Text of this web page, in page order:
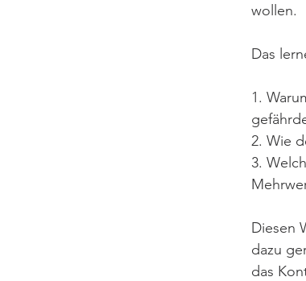
wollen.
Das
1.
2. Wie
3.
Diesen
dazu
das